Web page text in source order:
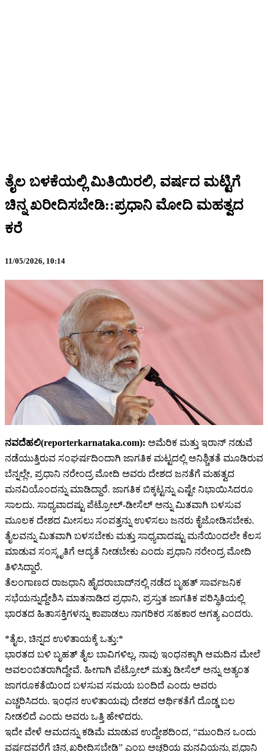
ತೈಲ ಬಳಕೆಯಲ್ಲಿ ಮಿತಿಯಿರಲಿ, ವರ್ಷದ ಮಟ್ಟಿಗೆ
ಚಿನ್ನ ಖರೀದಿಸಬೇಡಿ::ಪ್ರಧಾನಿ ಮೋದಿ ಮಹತ್ವದ
ಕರೆ
11/05/2026, 10:14
ನವದೆಹಲಿ(reporterkarnataka.com): ಅಮೆರಿಕ ಮತ್ತು ಇರಾನ್ ನಡುವೆ
ನಡೆಯುತ್ತಿರುವ ಸಂಘರ್ಷದಿಂದಾಗಿ ಜಾಗತಿಕ ಮಟ್ಟದಲ್ಲಿ ಅನಿಶ್ಚಿತತೆ ಮೂಡಿರುವ
ಬೆನ್ನಲ್ಲೇ, ಪ್ರಧಾನಿ ನರೇಂದ್ರ ಮೋದಿ ಅವರು ದೇಶದ ಜನತೆಗೆ ಮಹತ್ವದ
ಮನವಿಯೊಂದನ್ನು ಮಾಡಿದ್ದಾರೆ. ಜಾಗತಿಕ ಬಿಕ್ಕಟ್ಟನ್ನು ಎಷ್ಟೇ ನಿಭಾಯಿಸಿದರೂ
ಸಾಲದು. ಸಾಧ್ಯವಾದಷ್ಟು ಪೆಟ್ರೋಲ್​​-ಡೀಸೆಲ್​​ ಅನ್ನು ಮಿತವಾಗಿ ಬಳಸುವ
ಮೂಲಕ ದೇಶದ ಮೀಸಲು ಸಂಪತ್ತನ್ನು ಉಳಿಸಲು ಜನರು ಕೈಜೋಡಿಸಬೇಕು.
ತೈಲವನ್ನು ಮಿತವಾಗಿ ಬಳಸಬೇಕು ಮತ್ತು ಸಾಧ್ಯವಾದಷ್ಟು ಮನೆಯಿಂದಲೇ ಕೆಲಸ
ಮಾಡುವ ಸಂಸ್ಕೃತಿಗೆ ಆದ್ಯತೆ ನೀಡಬೇಕು ಎಂದು ಪ್ರಧಾನಿ ನರೇಂದ್ರ ಮೋದಿ
ತಿಳಿಸಿದ್ದಾರೆ.
ತೆಲಂಗಾಣದ ರಾಜಧಾನಿ ಹೈದರಾಬಾದ್‌ನಲ್ಲಿ ನಡೆದ ಬೃಹತ್ ಸಾರ್ವಜನಿಕ
ಸಭೆಯನ್ನುದ್ದೇಶಿಸಿ ಮಾತನಾಡಿದ ಪ್ರಧಾನಿ, ಪ್ರಸ್ತುತ ಜಾಗತಿಕ ಪರಿಸ್ಥಿತಿಯಲ್ಲಿ
ಭಾರತದ ಹಿತಾಸಕ್ತಿಗಳನ್ನು ಕಾಪಾಡಲು ನಾಗರಿಕರ ಸಹಕಾರ ಅಗತ್ಯ ಎಂದರು.
*ತೈಲ, ಚಿನ್ನದ ಉಳಿತಾಯಕ್ಕೆ ಒತ್ತು:*
ಭಾರತದ ಬಳಿ ಬೃಹತ್ ತೈಲ ಬಾವಿಗಳಿಲ್ಲ, ನಾವು ಇಂಧನಕ್ಕಾಗಿ ಆಮದಿನ ಮೇಲೆ
ಅವಲಂಬಿತರಾಗಿದ್ದೇವೆ. ಹೀಗಾಗಿ ಪೆಟ್ರೋಲ್ ಮತ್ತು ಡೀಸೆಲ್ ಅನ್ನು ಅತ್ಯಂತ
ಜಾಗರೂಕತೆಯಿಂದ ಬಳಸುವ ಸಮಯ ಬಂದಿದೆ ಎಂದು ಅವರು
ಎಚ್ಚರಿಸಿದರು. ಇಂಧನ ಉಳಿತಾಯವು ದೇಶದ ಆರ್ಥಿಕತೆಗೆ ದೊಡ್ಡ ಬಲ
ನೀಡಲಿದೆ ಎಂದು ಅವರು ಒತ್ತಿ ಹೇಳಿದರು.
ಇದೇ ವೇಳೆ ಆಮದನ್ನು ಕಡಿಮೆ ಮಾಡುವ ಉದ್ದೇಶದಿಂದ, “ಮುಂದಿನ ಒಂದು
ವರ್ಷದವರೆಗೆ ಚಿನ್ನ ಖರೀದಿಸಬೇಡಿ” ಎಂಬ ಅಚ್ಚರಿಯ ಮನವಿಯನ್ನು ಪ್ರಧಾನಿ